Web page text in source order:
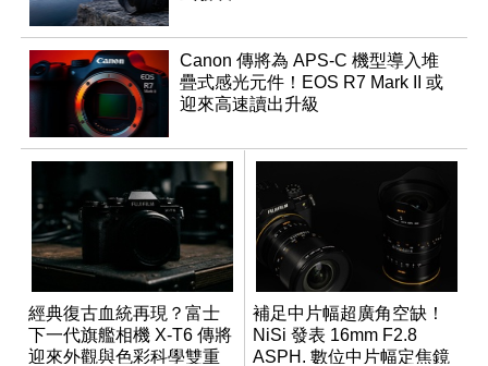
Canon 傳將為 APS-C 機型導入堆
疊式感光元件！EOS R7 Mark II 或
迎來高速讀出升級
經典復古血統再現？富士
下一代旗艦相機 X-T6 傳將
迎來外觀與色彩科學雙重
補足中片幅超廣角空缺！
NiSi 發表 16mm F2.8
ASPH. 數位中片幅定焦鏡